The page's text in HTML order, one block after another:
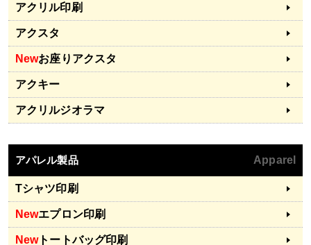
アクリル印刷
アクスタ
Newお座りアクスタ
アクキー
アクリルジオラマ
アパレル製品 Apparel
Tシャツ印刷
Newエプロン印刷
Newトートバッグ印刷